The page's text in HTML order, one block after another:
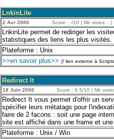
LnkinLite
2 Avr 2000 Score : -/10 | Nb votes: - |
LnkinLite permet de rediriger les
statistiques des liens les plus visités.
Plateforme : Unix
>>en savoir plus>> (! lien externe à
Redirect It
18 Juin 2000 Score : 6.5/10 | Nb
Redirect It vous permet d'offrir un
spécifier leurs métatags pour
faire de 2 facons : soit une page
site est affiché dans une frame et
Plateforme : Unix / Win